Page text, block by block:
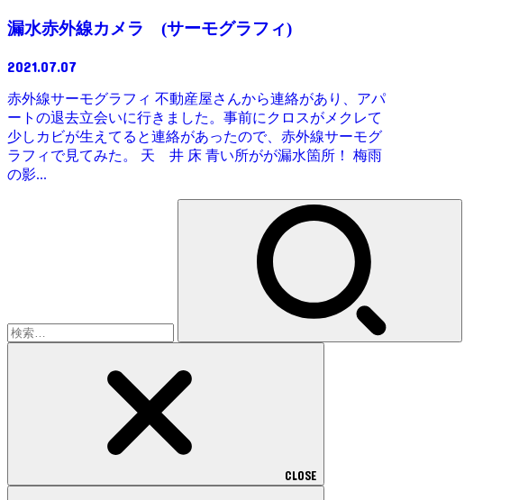
漏水赤外線カメラ (サーモグラフィ)
2021.07.07
赤外線サーモグラフィ 不動産屋さんから連絡があり、アパ
ートの退去立会いに行きました。事前にクロスがメクレて
少しカビが生えてると連絡があったので、赤外線サーモグ
ラフィで見てみた。 天 井 床 青い所がが漏水箇所！ 梅雨
の影...
CLOSE